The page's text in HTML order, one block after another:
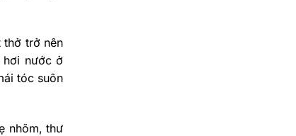
thở trở nên
hơi nước ở
tóc suôn
nhõm, thư